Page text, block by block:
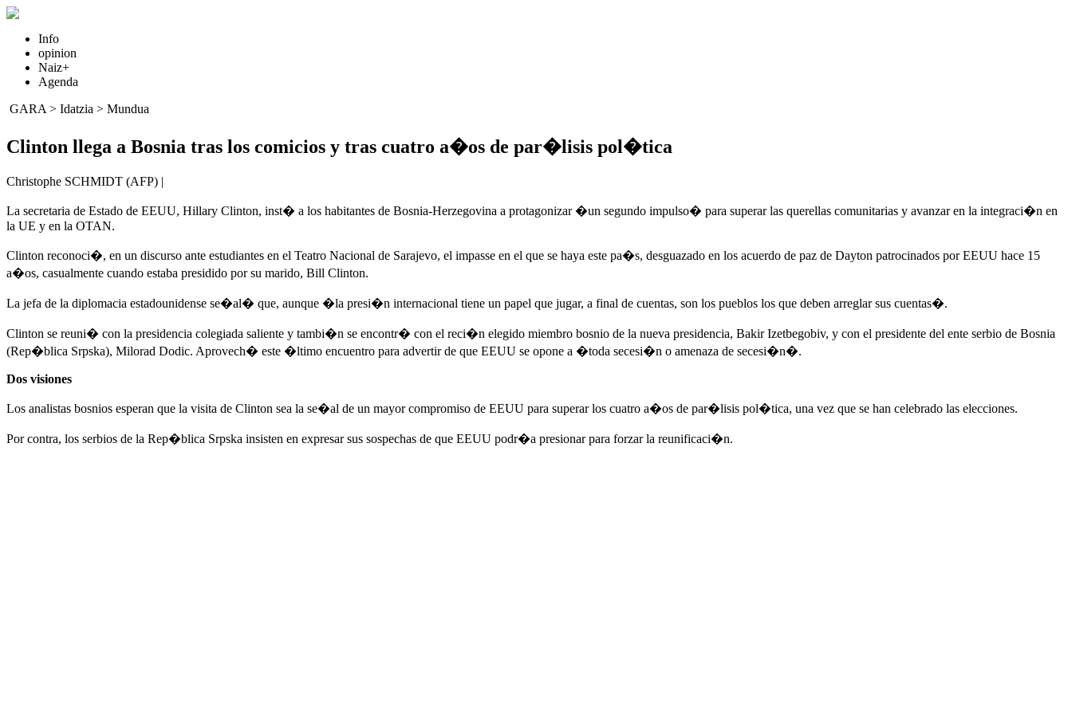
Info
opinion
Naiz+
Agenda
GARA > Idatzia > Mundua
Clinton llega a Bosnia tras los comicios y tras cuatro a�os de par�lisis pol�tica
Christophe SCHMIDT (AFP) |
La secretaria de Estado de EEUU, Hillary Clinton, inst� a los habitantes de Bosnia-Herzegovina a protagonizar �un segundo impulso� para superar las querellas comunitarias y avanzar en la integraci�n en
la UE y en la OTAN.
Clinton reconoci�, en un discurso ante estudiantes en el Teatro Nacional de Sarajevo, el impasse en el que se haya este pa�s, desguazado en los acuerdo de paz de Dayton patrocinados por EEUU hace 15
a�os, casualmente cuando estaba presidido por su marido, Bill Clinton.
La jefa de la diplomacia estadounidense se�al� que, aunque �la presi�n internacional tiene un papel que jugar, a final de cuentas, son los pueblos los que deben arreglar sus cuentas�.
Clinton se reuni� con la presidencia colegiada saliente y tambi�n se encontr� con el reci�n elegido miembro bosnio de la nueva presidencia, Bakir Izetbegobiv, y con el presidente del ente serbio de Bosnia
(Rep�blica Srpska), Milorad Dodic. Aprovech� este �ltimo encuentro para advertir de que EEUU se opone a �toda secesi�n o amenaza de secesi�n�.
Dos visiones
Los analistas bosnios esperan que la visita de Clinton sea la se�al de un mayor compromiso de EEUU para superar los cuatro a�os de par�lisis pol�tica, una vez que se han celebrado las elecciones.
Por contra, los serbios de la Rep�blica Srpska insisten en expresar sus sospechas de que EEUU podr�a presionar para forzar la reunificaci�n.